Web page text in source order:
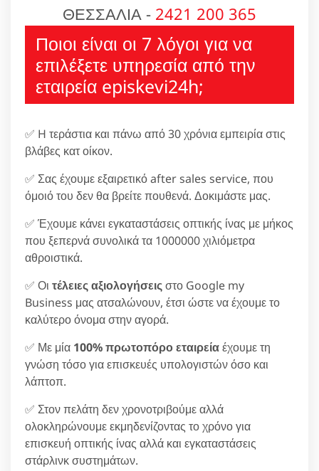
ΘΕΣΣΑΛΙΑ - 2421 200 365
Ποιοι είναι οι 7 λόγοι για να
επιλέξετε υπηρεσία από την
εταιρεία episkevi24h;
✅ H τεράστια και πάνω από 30 χρόνια εμπειρία στις
βλάβες κατ οίκον.
✅ Σας έχουμε εξαιρετικό after sales service, που
όμοιό του δεν θα βρείτε πουθενά. Δοκιμάστε μας.
✅ Έχουμε κάνει εγκαταστάσεις οπτικής ίνας με μήκος
που ξεπερνά συνολικά τα 1000000 χιλιόμετρα
αθροιστικά.
✅ Οι τέλειες αξιολογήσειςστο Google my
Business μας ατσαλώνουν, έτσι ώστε να έχουμε το
καλύτερο όνομα στην αγορά.
✅ Με μία 100% πρωτοπόρο εταιρείαέχουμε τη
γνώση τόσο για επισκευές υπολογιστών όσο και
λάπτοπ.
✅ Στον πελάτη δεν χρονοτριβούμε αλλά
ολοκληρώνουμε εκμηδενίζοντας το χρόνο για
επισκευή οπτικής ίνας αλλά και εγκαταστάσεις
στάρλινκ συστημάτων.